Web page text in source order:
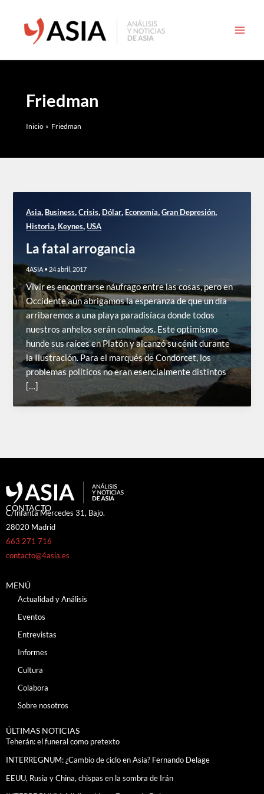
contenido
Friedman
Inicio Friedman
Asia, Business,Crisis, Dólar, Economía,Gran Depresión,
Historia, Keynes,USA
La fatal arrogancia
4ASIA • 24 abril, 2017
Vivir es encontrarse náufrago entre las cosas, pero en
Occidente aún abrigamos la esperanza de que un día
arribaremos a una playa paradisíaca donde todos
nuestros anhelos serán colmados. Este optimismo
hunde sus raíces en Platón y alcanzó su cénit durante
la Ilustración. Para el marqués de Condorcet, los
problemas políticos no eran esencialmente distintos
[…]
CONTACTO
C/Infanta Mercedes 31, Bajo.
28020 Madrid
663 271 716
contacto@4asia.es
MENÚ
Actualidad y Análisis
Eventos
Entrevistas
Informes
Cultura
Colabora
Sobre nosotros
ÚLTIMAS NOTICIAS
Teherán: el funeral como pretexto
INTERREGNUM: ¿Cambio de ciclo en Asia? Fernando Delage
EEUU, Rusia y China, chispas en la sombra de Irán